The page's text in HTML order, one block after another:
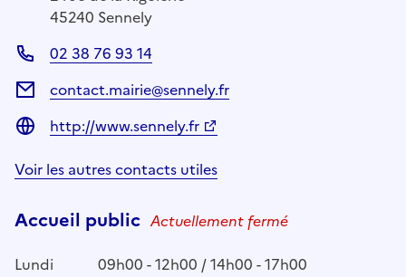
45240 Sennely
02 38 76 93 14
contact.mairie@sennely.fr
http://www.sennely.fr
Voir les autres contacts utiles
Accueil public Actuellement fermé
Lundi
09h00 - 12h00 / 14h00 - 17h00